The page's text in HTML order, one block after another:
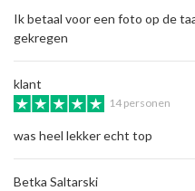
Ik betaal voor een foto op de
gekregen
klant
14 personen
was heel lekker echt top
Betka Saltarski